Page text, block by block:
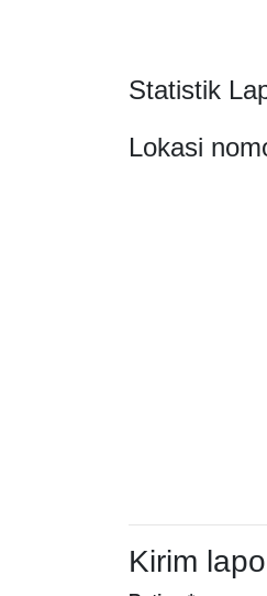
Statistik
Lokasi
Kirim